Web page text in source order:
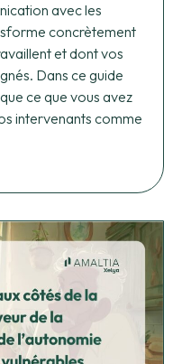
et dont vos
Dans ce guide
ce que vous avez
intervenants comme